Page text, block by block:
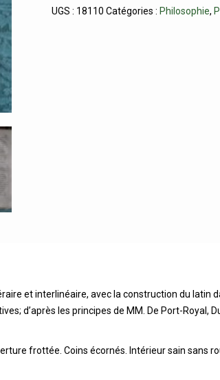
UGS : 18110 Catégories : Philosophie,
et interlinéaire, avec la construction du latin
d’après les principes de MM. De Port-Royal,
frottée. Coins écornés. Intérieur sain sans